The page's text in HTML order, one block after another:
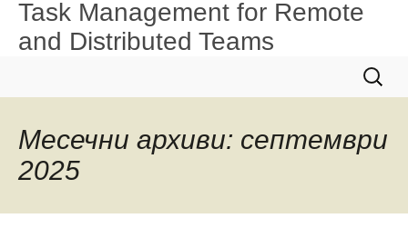
Task Management for Remote
and Distributed Teams
за:
Месечни архиви: септември
2025